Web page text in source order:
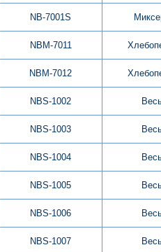
NB-7001S
NBM-7011
NBM-7012
NBS-1002
NBS-1003
NBS-1004
NBS-1005
NBS-1006
NBS-1007